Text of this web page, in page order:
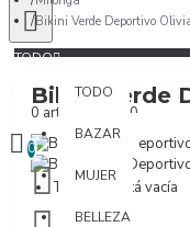
TODO
TODO
BAZAR
MUJER
BELLEZA
0 artículo(s) - $0
0
Tu bolsa está vacía
Bikini Verde Deportivo
Bikini Verde